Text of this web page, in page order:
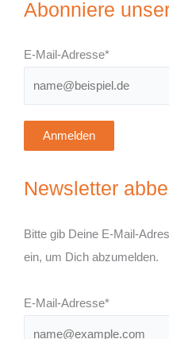
Abonniere
E-Mail-Adresse*
Anmelden
Newsletter
Bitte gib Deine E-Mail-
ein, um Dich abzumelden.
E-Mail-Adresse*